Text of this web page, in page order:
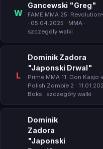
W
Gancewski "Greg"
FAME MMA 25: Revolution
· 05.04.2025 · MMA ·
szczegóły walki
L
Dominik Zadora
"Japonski Drwal"
Prime MMA 11: Don Kasjo
Polish Zombie 2 ·
Boks · szczegóły walki
Dominik
Zadora
"Japonski